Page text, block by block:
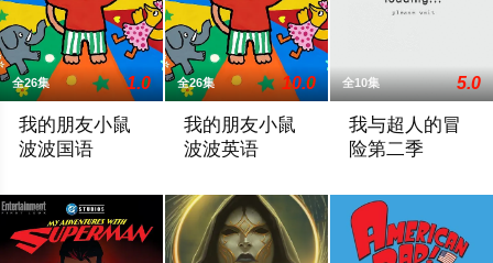
全26集 1.0
我的朋友小鼠
波波国语
全26集 10.0
我的朋友小鼠
波波英语
全10集 5.0
我与超人的冒
险第二季